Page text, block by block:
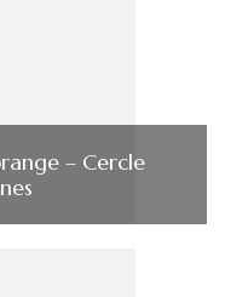
– Cercle